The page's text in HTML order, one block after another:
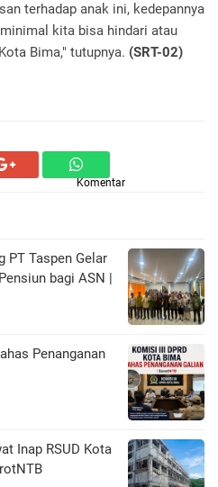
terhadap anak ini, kedepannya
kita bisa hindari atau
Bima," tutupnya. (SRT-02)
Komentar
PT Taspen Gelar
bagi ASN |
Penanganan
Inap RSUD Kota